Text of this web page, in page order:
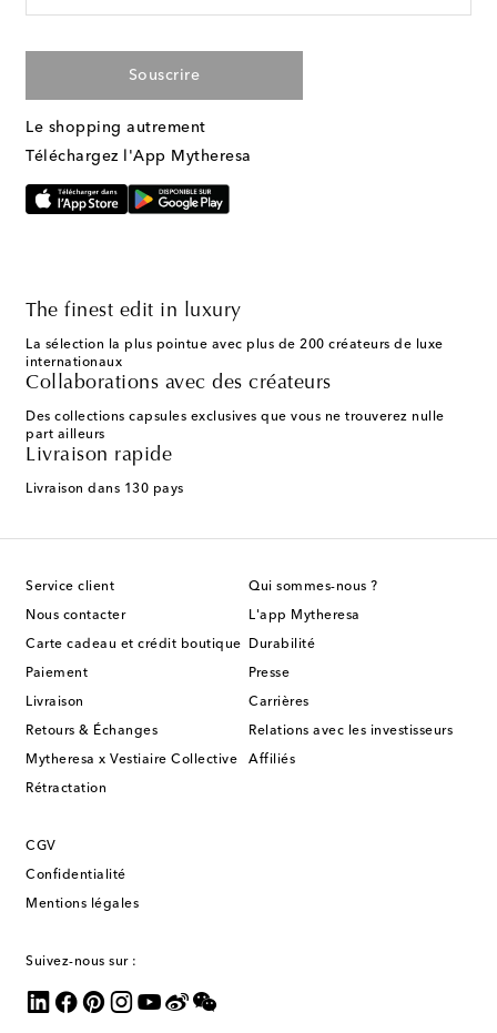
Souscrire
Le shopping autrement
Téléchargez l'App Mytheresa
The finest edit in luxury
La sélection la plus pointue avec plus de 200 créateurs de luxe
internationaux
Collaborations avec des créateurs
Des collections capsules exclusives que vous ne trouverez nulle
part ailleurs
Livraison rapide
Livraison dans 130 pays
Service client
Nous contacter
Carte cadeau et crédit boutique
Paiement
Livraison
Retours & Échanges
Mytheresa x Vestiaire Collective
Rétractation
Qui sommes-nous ?
L'app Mytheresa
Durabilité
Presse
Carrières
Relations avec les investisseurs
Affiliés
CGV
Confidentialité
Mentions légales
Suivez-nous sur :